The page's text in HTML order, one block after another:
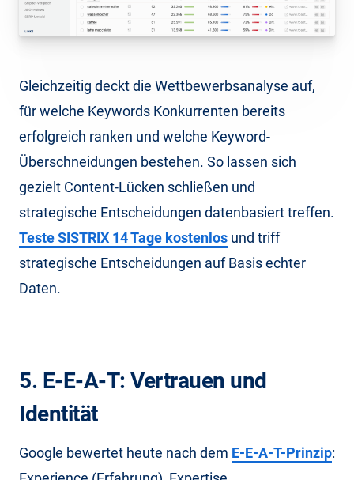
Gleichzeitig deckt die Wettbewerbsanalyse auf,
für welche Keywords Konkurrenten bereits
erfolgreich ranken und welche Keyword-
Überschneidungen bestehen. So lassen sich
gezielt Content-Lücken schließen und
strategische Entscheidungen datenbasiert treffen.
Teste SISTRIX 14 Tage kostenlos und triff
strategische Entscheidungen auf Basis echter
Daten.
5. E-E-A-T: Vertrauen und
Identität
Google bewertet heute nach dem E-E-A-T-Prinzip: